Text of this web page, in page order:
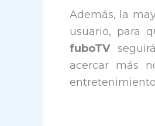
Además, la
usuario, para
fuboTV
acercar más